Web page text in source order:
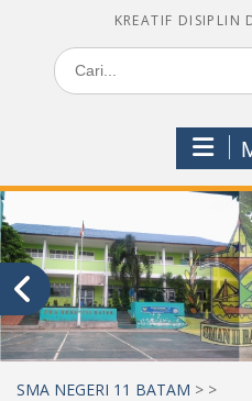
KREATIF DISIPLIN
Search
for:
SMA NEGERI 11 BATAM > >